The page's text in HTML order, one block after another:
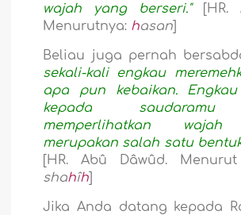
wajah yang berseri."[HR.
Menurutnya: hasan
Beliau juga pernah
sekali-kali engkau
apa pun kebaikan.
kepada saudaramu
memperlihatkan wajah
merupakan salah satu
[HR. Abû Dâwûd.
shahîh
Jika Anda datang kepada